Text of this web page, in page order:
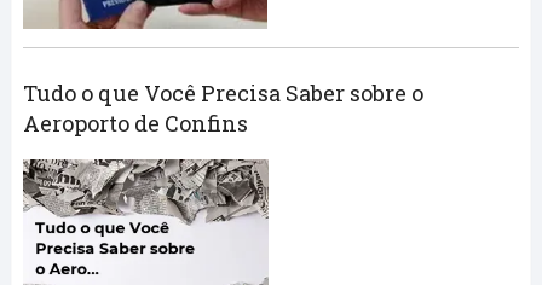
Tudo o que Você Precisa Saber sobre o
Aeroporto de Confins